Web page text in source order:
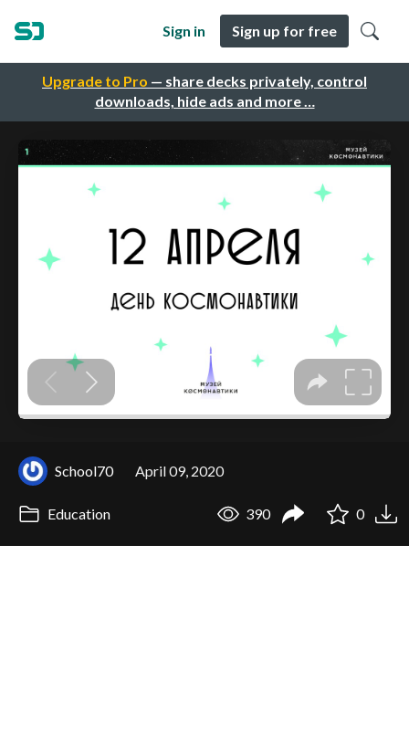
Upgrade to Pro — share decks privately, control
downloads, hide ads and more …
Sign in Sign up for free
School70 April 09, 2020
Education 390 0